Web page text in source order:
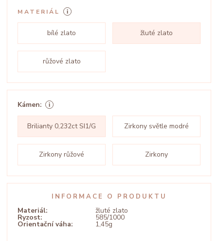
MATERIÁL
bílé zlato žluté zlato
růžové zlato
Kámen:
Brilianty 0,232ct SI1/G Zirkony světle modré
Zirkony růžové Zirkony
INFORMACE O PRODUKTU
Materiál: žluté zlato
Ryzost: 585/1000
Orientační váha: 1,45g